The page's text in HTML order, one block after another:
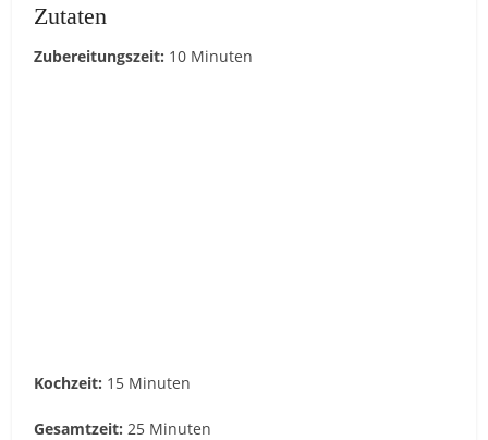
Zutaten
Zubereitungszeit: 10 Minuten
Kochzeit: 15 Minuten
Gesamtzeit: 25 Minuten